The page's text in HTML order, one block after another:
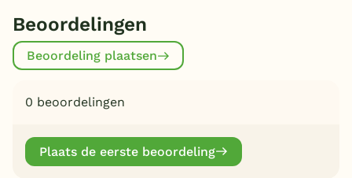
Beoordelingen
Beoordeling plaatsen
0 beoordelingen
Plaats de eerste beoordeling